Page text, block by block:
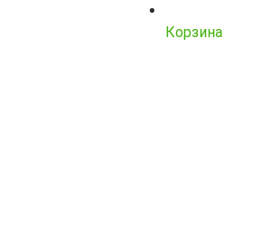
Корзина